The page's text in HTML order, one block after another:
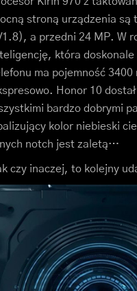
stroną urządzenia są
a przedni 24 MP. W
która
ma pojemność 3400
Honor 10
bardzo dobrymi
kolor niebieski
notch jest zaletą…
czy inaczej, to kolejny